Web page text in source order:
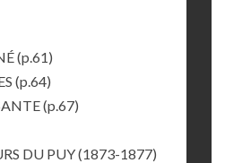
(p.61)
(p.64)
(p.67)
DU PUY (1873-1877)